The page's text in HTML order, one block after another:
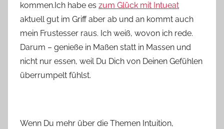
kommen.Ich habe es zum Glück mit Intueat
aktuell gut im Griff aber ab und an kommt auch
mein Frustesser raus. Ich weiß, wovon ich rede.
Darum – genieße in Maßen statt in Massen und
nicht nur essen, weil Du Dich von Deinen Gefühlen
überrumpelt fühlst.
Wenn Du mehr über die Themen Intuition,